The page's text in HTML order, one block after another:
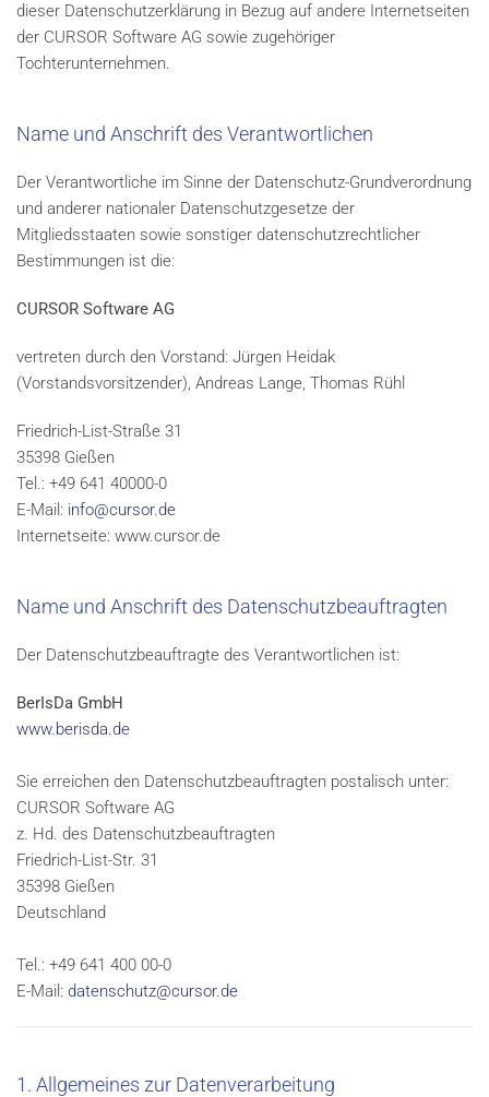
dieser Datenschutzerklärung in Bezug auf andere Internetseiten
der CURSOR Software AG sowie zugehöriger
Tochterunternehmen.
Name und Anschrift des Verantwortlichen
Der Verantwortliche im Sinne der Datenschutz-Grundverordnung
und anderer nationaler Datenschutzgesetze der
Mitgliedsstaaten sowie sonstiger datenschutzrechtlicher
Bestimmungen ist die:
CURSOR Software AG
vertreten durch den Vorstand: Jürgen Heidak
(Vorstandsvorsitzender), Andreas Lange, Thomas Rühl
Friedrich-List-Straße 31
35398 Gießen
Tel.: +49 641 40000-0
E-Mail: info@cursor.de
Internetseite: www.cursor.de
Name und Anschrift des Datenschutzbeauftragten
Der Datenschutzbeauftragte des Verantwortlichen ist:
BerIsDa GmbH
www.berisda.de
Sie erreichen den Datenschutzbeauftragten postalisch unter:
CURSOR Software AG
z. Hd. des Datenschutzbeauftragten
Friedrich-List-Str. 31
35398 Gießen
Deutschland
Tel.: +49 641 400 00-0
E-Mail: datenschutz@cursor.de
1. Allgemeines zur Datenverarbeitung